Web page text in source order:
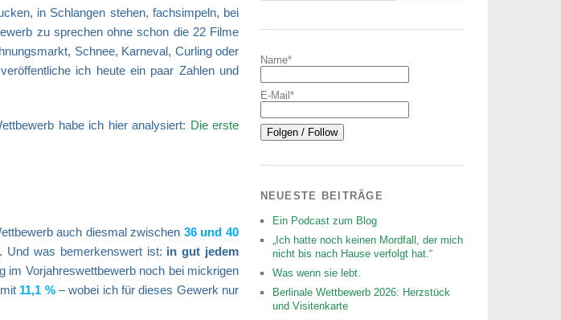
in Schlangen stehen, fachsimpeln, bei
zu sprechen ohne schon die 22 Filme
Schnee, Karneval, Curling oder
ich heute ein paar Zahlen und
habe ich hier analysiert: Die erste
auch diesmal zwischen 36 und 40
Und was bemerkenswert ist: in gut jedem
im Vorjahreswettbewerb noch bei mickrigen
11,1 % – wobei ich für dieses Gewerk nur
Name*
E-Mail*
NEUESTE BEITRÄGE
Ein Podcast zum Blog
„Ich hatte noch keinen Mordfall, der mich
nicht bis nach Hause verfolgt hat.“
Was wenn sie lebt.
Berlinale Wettbewerb 2026: Herzstück
und Visitenkarte